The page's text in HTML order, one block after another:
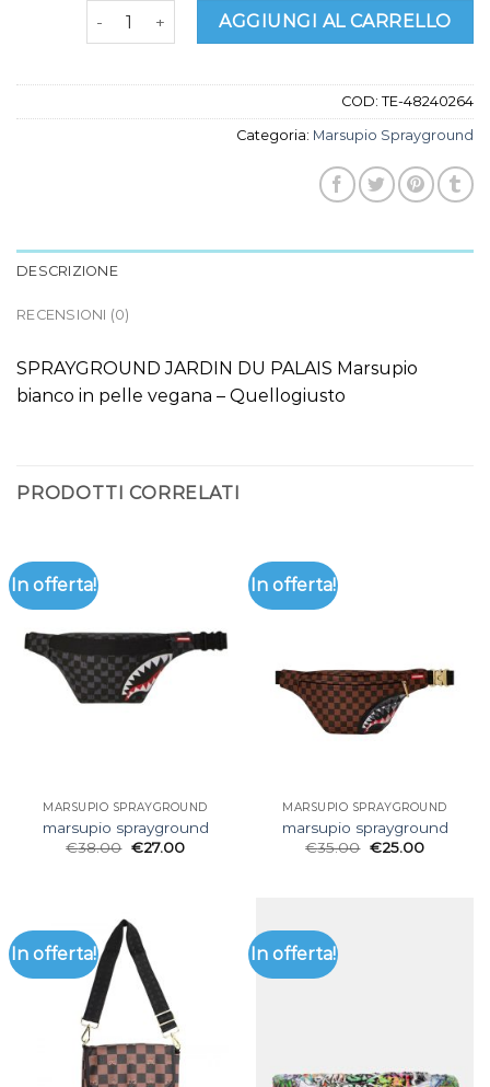
marsupio sprayground quantità
AGGIUNGI AL CARRELLO
COD: TE-48240264
Categoria: Marsupio Sprayground
DESCRIZIONE
RECENSIONI (0)
SPRAYGROUND JARDIN DU PALAIS Marsupio
bianco in pelle vegana – Quellogiusto
PRODOTTI CORRELATI
In offerta!
MARSUPIO SPRAYGROUND
marsupio sprayground
€38.00 €27.00
In offerta!
MARSUPIO SPRAYGROUND
marsupio sprayground
€35.00 €25.00
In offerta! In offerta!